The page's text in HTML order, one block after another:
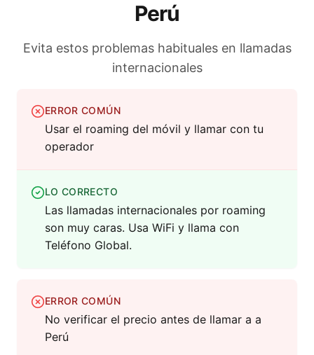
Perú
Evita estos problemas habituales en llamadas
internacionales
ERROR COMÚN
Usar el roaming del móvil y llamar con tu
operador
LO CORRECTO
Las llamadas internacionales por roaming
son muy caras. Usa WiFi y llama con
Teléfono Global.
ERROR COMÚN
No verificar el precio antes de llamar a a
Perú